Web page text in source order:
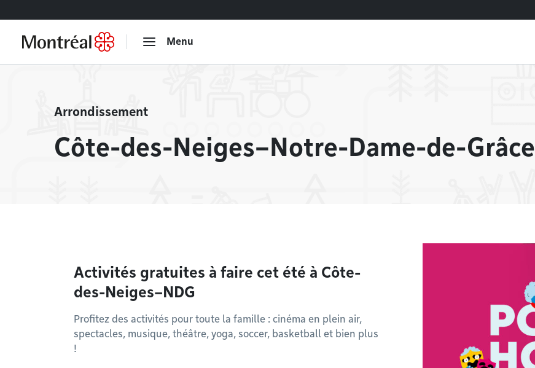
Menu
Arrondissement
Côte-des-Neiges–Notre-Dame-de-Grâce
Activités gratuites à faire cet été à Côte-
des-Neiges–NDG
Profitez des activités pour toute la famille : cinéma en plein air,
spectacles, musique, théâtre, yoga, soccer, basketball et bien plus
!